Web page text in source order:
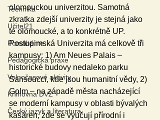
Technika
Učitel21
Pomáháme
Pedagogická praxe
Volnočasové aktivity
Knihovna DVZ
Český jazyk a literatura
olomouckou univerzitou. Samotná
zkratka zdejší univerzity je stejná jako
té olomoucké, a to konkrétně UP.
Postupimská Univerzita má celkově tři
kampusy: 1) Am Neues Palais –
historické budovy nedaleko parku
Sansoucci, kde jsou humanitní vědy, 2)
Golm – na západě města nacházející
se moderní kampusy v oblasti bývalých
kasáren, zde se vyučují přírodní i